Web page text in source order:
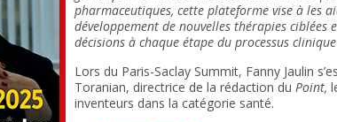
pharmaceutiques, cette plateforme vise à les
développement de nouvelles thérapies ciblées
décisions à chaque étape du processus clinique
Lors du Paris-Saclay Summit, Fanny Jaulin
Toranian, directrice de la rédaction du Point,
inventeurs dans la catégorie santé.